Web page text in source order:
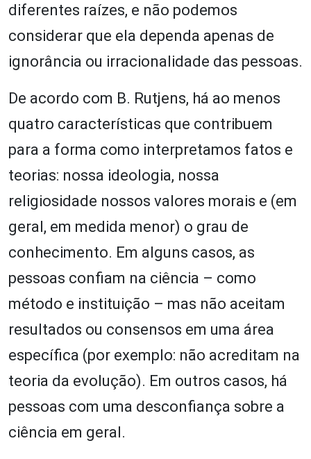
diferentes raízes, e não podemos
considerar que ela dependa apenas de
ignorância ou irracionalidade das pessoas.
De acordo com B. Rutjens, há ao menos
quatro características que contribuem
para a forma como interpretamos fatos e
teorias: nossa ideologia, nossa
religiosidade nossos valores morais e (em
geral, em medida menor) o grau de
conhecimento. Em alguns casos, as
pessoas confiam na ciência – como
método e instituição – mas não aceitam
resultados ou consensos em uma área
específica (por exemplo: não acreditam na
teoria da evolução). Em outros casos, há
pessoas com uma desconfiança sobre a
ciência em geral.